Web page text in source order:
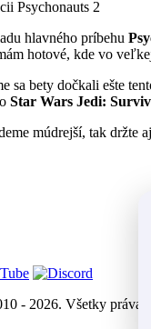
hlavného príbehu
hotové, kde vo
sa bety dočkali ešte
Star Wars Jedi:
múdrejší, tak držte
- 2026. Všetky práva